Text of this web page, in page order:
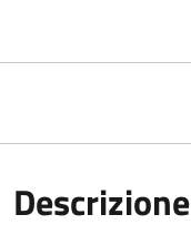
Descrizione